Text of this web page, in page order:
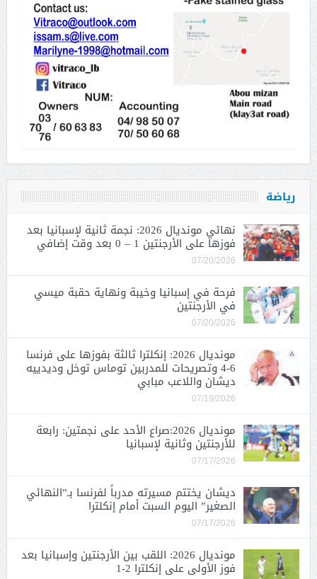
رياضة
نهائي مونديال 2026: نجمة ثانية لإسبانيا بعد
فوزها على الأرجنتين 1 – 0 بعد وقت إضافي
07/20/2026
فرحة في إسبانيا وخيبة ونهاية حقبة ميسي
في الأرجنتين
07/20/2026
مونديال 2026: إنكلترا ثالثة بفوزها على فرنسا
6-4 وتصريحات للمدربين توماس توخل وديدييه
ديشان واللاعب مبابي
07/19/2026
مونديال 2026:صراع الأحد على نجمتين: رابعة
للأرجنتين وثانية لإسبانيا
07/17/2026
ديشان يختتم مسيرته مدرباً لفرنسا بـ”النهائي
الصغير” اليوم السبت أمام إنكلترا
07/17/2026
مونديال 2026: اللقب بين الأرجنتين وإسبانيا بعد
فوز الأولى على إنكلترا 2-1